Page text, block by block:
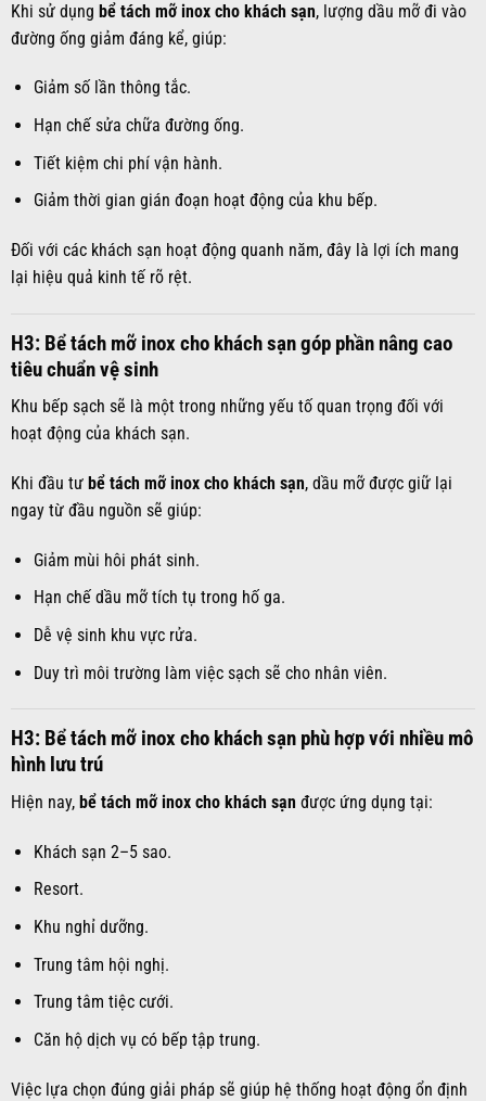
Khi sử dụng bể tách mỡ inox cho khách sạn, lượng dầu mỡ đi vào
đường ống giảm đáng kể, giúp:
Giảm số lần thông tắc.
Hạn chế sửa chữa đường ống.
Tiết kiệm chi phí vận hành.
Giảm thời gian gián đoạn hoạt động của khu bếp.
Đối với các khách sạn hoạt động quanh năm, đây là lợi ích mang
lại hiệu quả kinh tế rõ rệt.
H3: Bể tách mỡ inox cho khách sạn góp phần nâng cao
tiêu chuẩn vệ sinh
Khu bếp sạch sẽ là một trong những yếu tố quan trọng đối với
hoạt động của khách sạn.
Khi đầu tư bể tách mỡ inox cho khách sạn, dầu mỡ được giữ lại
ngay từ đầu nguồn sẽ giúp:
Giảm mùi hôi phát sinh.
Hạn chế dầu mỡ tích tụ trong hố ga.
Dễ vệ sinh khu vực rửa.
Duy trì môi trường làm việc sạch sẽ cho nhân viên.
H3: Bể tách mỡ inox cho khách sạn phù hợp với nhiều mô
hình lưu trú
Hiện nay, bể tách mỡ inox cho khách sạn được ứng dụng tại:
Khách sạn 2–5 sao.
Resort.
Khu nghỉ dưỡng.
Trung tâm hội nghị.
Trung tâm tiệc cưới.
Căn hộ dịch vụ có bếp tập trung.
Việc lựa chọn đúng giải pháp sẽ giúp hệ thống hoạt động ổn định